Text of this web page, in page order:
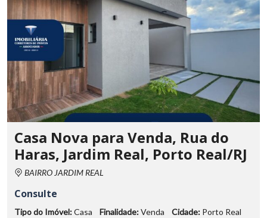
Casa Nova para Venda, Rua do
Haras, Jardim Real, Porto Real/RJ
BAIRRO JARDIM REAL
Consulte
Tipo do Imóvel:Casa Finalidade:Venda Cidade: Porto Real